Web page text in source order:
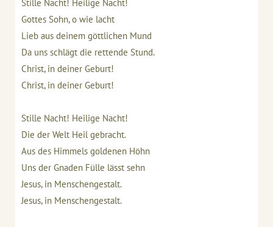
Stille Nacht! Heilige Nacht!
Gottes Sohn, o wie lacht
Lieb aus deinem göttlichen Mund
Da uns schlägt die rettende Stund.
Christ, in deiner Geburt!
Christ, in deiner Geburt!
Stille Nacht! Heilige Nacht!
Die der Welt Heil gebracht.
Aus des Himmels goldenen Höhn
Uns der Gnaden Fülle lässt sehn
Jesus, in Menschengestalt.
Jesus, in Menschengestalt.